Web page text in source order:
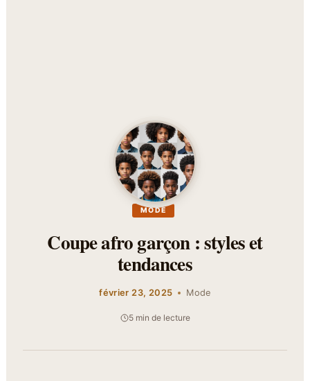
MODE
Coupe afro garçon : styles et
tendances
février 23, 2025 Mode
5 min de lecture